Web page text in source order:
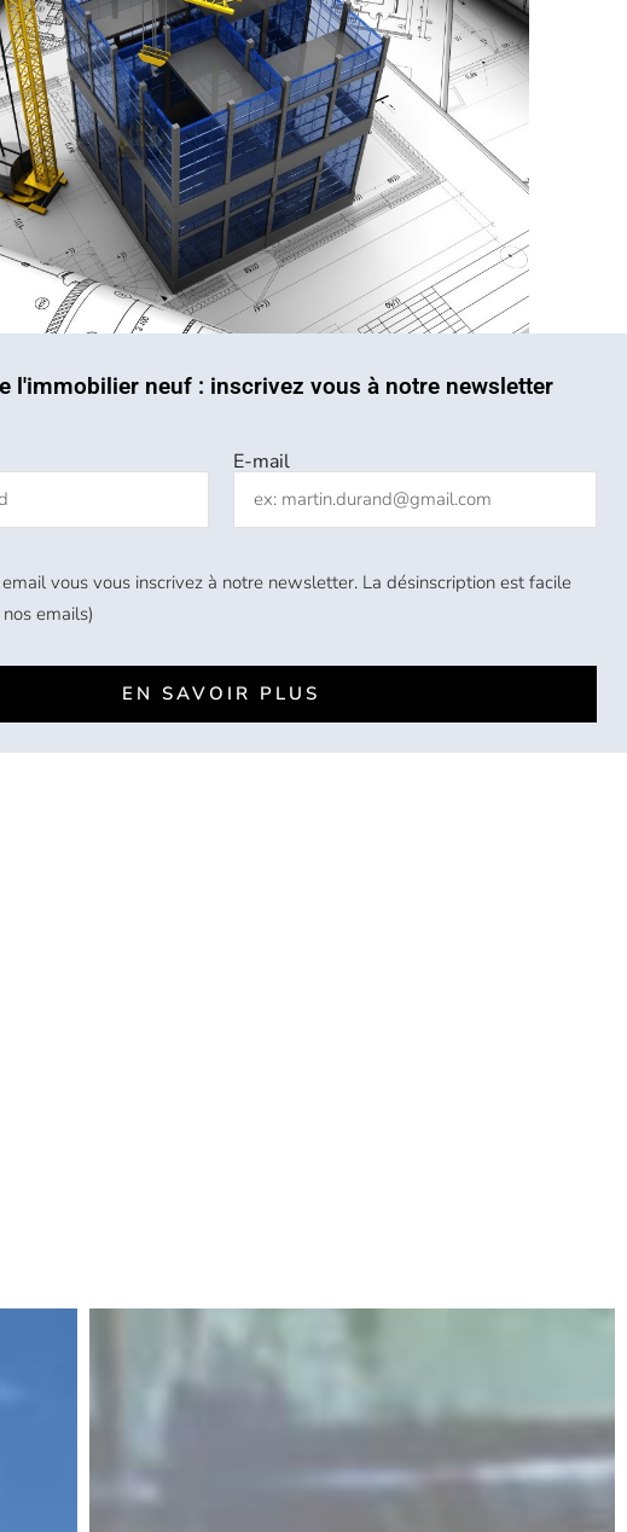
l'immobilier neuf : inscrivez vous à notre newsletter
E-mail
vous vous inscrivez à notre newsletter. La désinscription est facile
emails)
EN SAVOIR PLUS